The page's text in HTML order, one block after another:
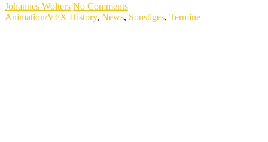
Johannes Wolters No Comments
Animation/VFX History, News, Sonstiges, Termine